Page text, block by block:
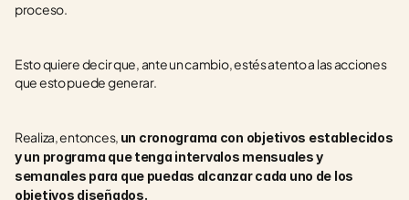
proceso.
Esto quiere decir que, ante un cambio, estés atento a las acciones
que esto puede generar.
Realiza, entonces, un cronograma con objetivos establecidos
y un programa que tenga intervalos mensuales y
semanales para que puedas alcanzar cada uno de los
objetivos diseñados.